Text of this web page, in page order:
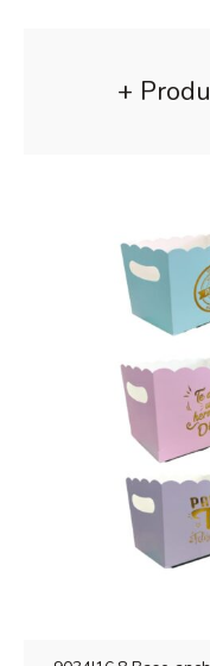
+